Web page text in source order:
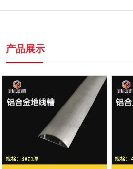
产品展示